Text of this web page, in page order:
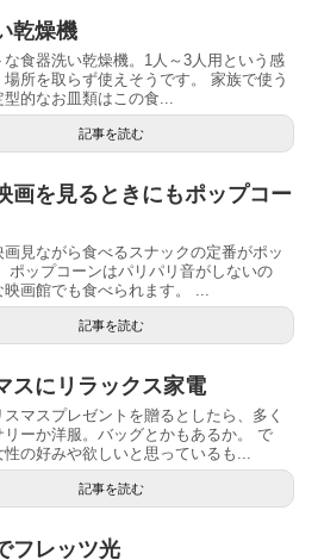
乾燥機
な食器洗い乾燥機。1人～3人用という感
場所を取らず使えそうです。 家族で使う
的なお皿類はこの食...
記事を読む
画を見るときにもポップコー
見ながら食べるスナックの定番がポッ
ポップコーンはパリパリ音がしないの
画館でも食べられます。 ...
記事を読む
スにリラックス家電
マスプレゼントを贈るとしたら、多く
リーか洋服。バッグとかもあるか。 で
性の好みや欲しいと思っているも...
記事を読む
フレッツ光